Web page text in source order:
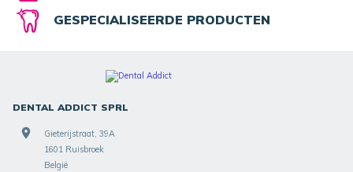
GESPECIALISEERDE PRODUCTEN
DENTAL ADDICT SPRL
Gieterijstraat, 39A
1601 Ruisbroek
België